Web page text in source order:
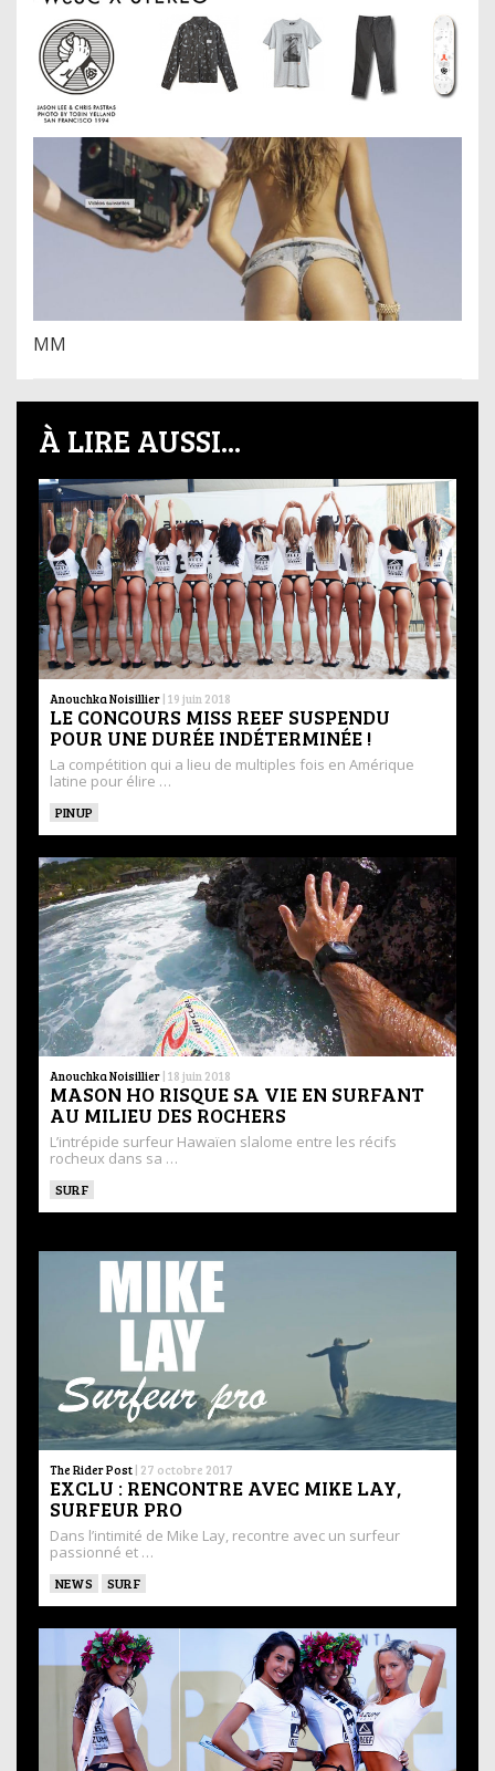
MM
À LIRE AUSSI...
Anouchka Noisillier | 19 juin 2018
LE CONCOURS MISS REEF SUSPENDU
POUR UNE DURÉE INDÉTERMINÉE !
La compétition qui a lieu de multiples fois en Amérique
latine pour élire …
PINUP
Anouchka Noisillier | 18 juin 2018
MASON HO RISQUE SA VIE EN SURFANT
AU MILIEU DES ROCHERS
L’intrépide surfeur Hawaïen slalome entre les récifs
rocheux dans sa …
SURF
The Rider Post | 27 octobre 2017
EXCLU : RENCONTRE AVEC MIKE LAY,
SURFEUR PRO
Dans l’intimité de Mike Lay, recontre avec un surfeur
passionné et …
NEWS SURF